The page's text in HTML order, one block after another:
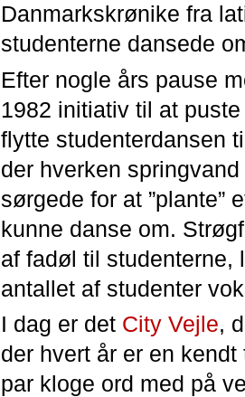
Danmarkskrønike fra
studenterne dansede
Efter nogle års pause
1982 initiativ til at
flytte studenterdansen
der hverken
sørgede for at
kunne danse om.
af fadøl til studenterne,
antallet af studenter
I dag er det City Vejle,
der hvert år er en
par kloge ord med på